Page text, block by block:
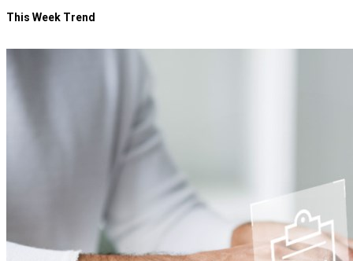
This Week Trend